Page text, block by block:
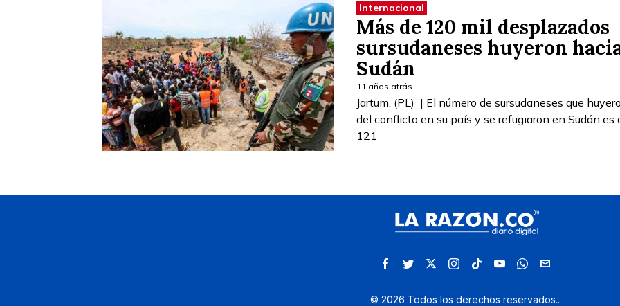
Internacional
Más de 120 mil desplazados
sursudaneses huyeron
Sudán
11 años atrás
Jartum, (PL) | El número de sursudaneses que
del conflicto en su país y se refugiaron en Sudán es
121
© 2026 Todos los derechos reservados..